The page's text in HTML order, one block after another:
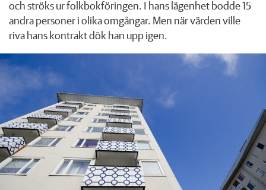
och ströks ur folkbokföringen. I hans lägenhet bodde 15
andra personer i olika omgångar. Men när värden ville
riva hans kontrakt dök han upp igen.